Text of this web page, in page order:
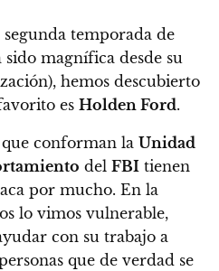
temporada de
sido magnífica desde su
hemos descubierto
es Holden Ford.
conforman la Unidad
del FBI tienen
por mucho. En la
lo vimos vulnerable,
con su trabajo a
que de verdad se